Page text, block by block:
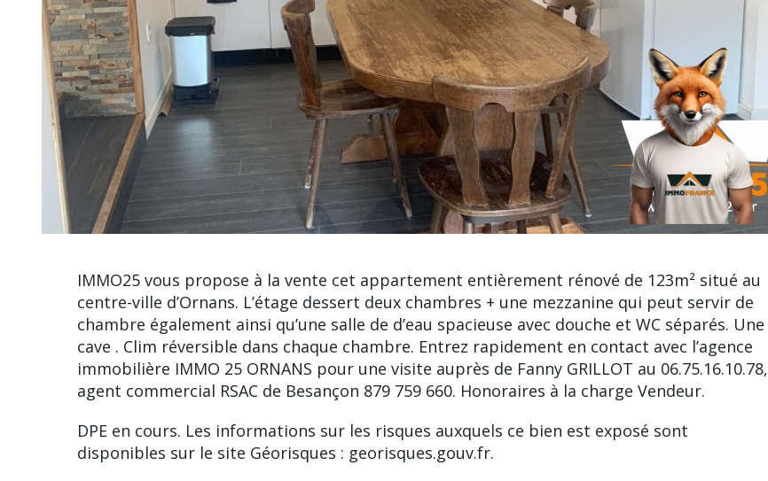
IMMO25 vous propose à la vente cet appartement entièrement rénové de 123m² situé au
centre-ville d’Ornans. L’étage dessert deux chambres + une mezzanine qui peut servir de
chambre également ainsi qu’une salle de d’eau spacieuse avec douche et WC séparés. Une
cave . Clim réversible dans chaque chambre. Entrez rapidement en contact avec l’agence
immobilière IMMO 25 ORNANS pour une visite auprès de Fanny GRILLOT au 06.75.16.10.78,
agent commercial RSAC de Besançon 879 759 660. Honoraires à la charge Vendeur.
DPE en cours. Les informations sur les risques auxquels ce bien est exposé sont
disponibles sur le site Géorisques : georisques.gouv.fr.